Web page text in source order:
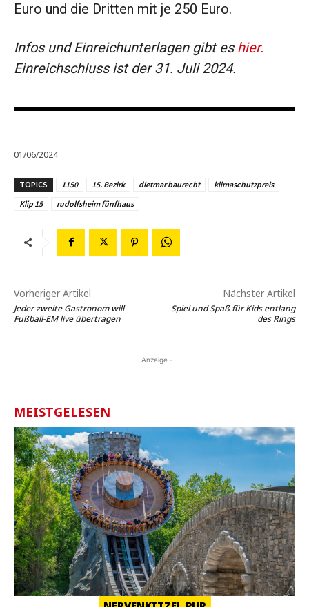
Euro und die Dritten mit je 250 Euro.
Infos und Einreichunterlagen gibt eshier.
Einreichschluss ist der 31. Juli 2024.
01/06/2024
TOPICS 1150 15. Bezirk dietmar baurecht
klimaschutzpreis
Klip 15
rudolfsheim fünfhaus
Vorheriger Artikel
Jeder zweite Gastronom will
Fußball-EM live übertragen
Nächster Artikel
Spiel und Spaß für Kids entlang
des Rings
- Anzeige -
MEISTGELESEN